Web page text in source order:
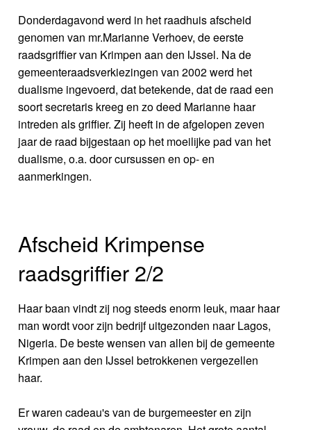
Donderdagavond werd in het raadhuis afscheid
genomen van mr.Marianne Verhoev, de eerste
raadsgriffier van Krimpen aan den IJssel. Na de
gemeenteraadsverkiezingen van 2002 werd het
dualisme ingevoerd, dat betekende, dat de raad een
soort secretaris kreeg en zo deed Marianne haar
intreden als griffier. Zij heeft in de afgelopen zeven
jaar de raad bijgestaan op het moeilijke pad van het
dualisme, o.a. door cursussen en op- en
aanmerkingen.
Afscheid Krimpense
raadsgriffier 2/2
Haar baan vindt zij nog steeds enorm leuk, maar haar
man wordt voor zijn bedrijf uitgezonden naar Lagos,
Nigeria. De beste wensen van allen bij de gemeente
Krimpen aan den IJssel betrokkenen vergezellen
haar.
Er waren cadeau's van de burgemeester en zijn